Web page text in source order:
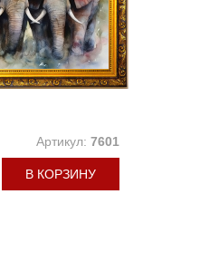
Артикул: 7601
В КОРЗИНУ